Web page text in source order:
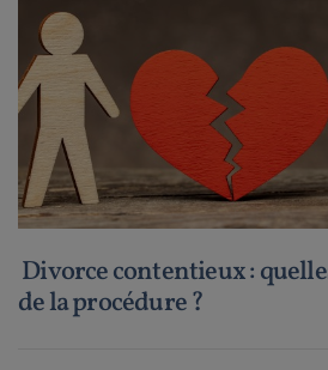
Divorce contentieux :
de la procédure ?